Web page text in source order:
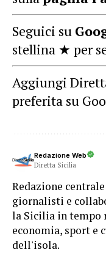
Seguici su
stellina ★ per
Aggiungi
preferita su
Redazione Web
Diretta Sicilia
Redazione
giornalisti e
la Sicilia in tempo
economia, sport e
dell'isola.